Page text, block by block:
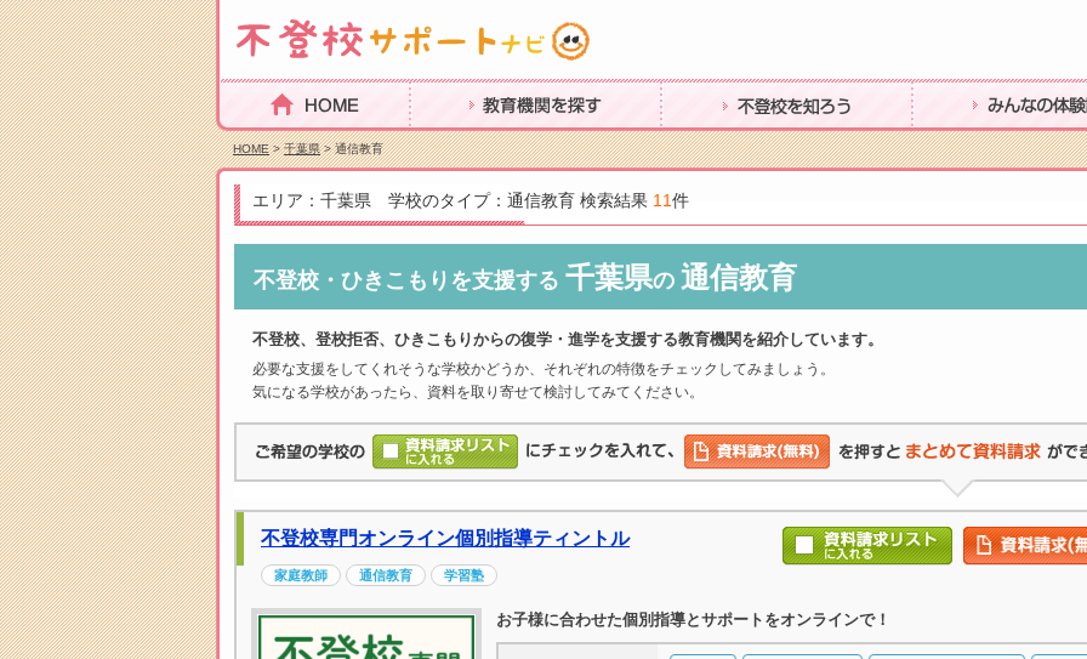
HOME 教育機関を探す 不登校を知ろう みんなの体験談
HOME>千葉県> 通信教育
エリア：千葉県 学校のタイプ：通信教育 検索結果 11件
不登校・ひきこもりを支援する 千葉県の 通信教育
不登校、登校拒否、ひきこもりからの復学・進学を支援する教育機関を紹介しています。
必要な支援をしてくれそうな学校かどうか、それぞれの特徴をチェックしてみましょう。
気になる学校があったら、資料を取り寄せて検討してみてください。
不登校専門オンライン個別指導ティントル
家庭教師 通信教育 学習塾
お子様に合わせた個別指導とサポートをオンラインで！